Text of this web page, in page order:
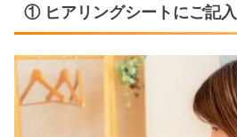
① ヒアリングシートにご記入